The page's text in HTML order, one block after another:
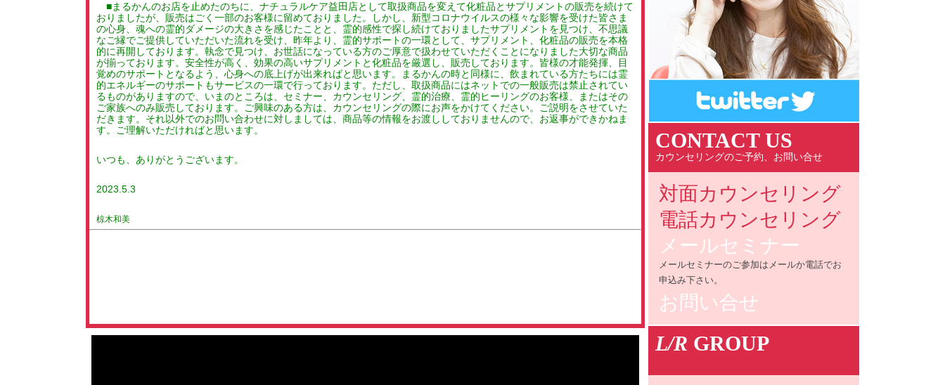
■まるかんのお店を止めたのちに、ナチュラルケア益田店として取扱商品を変えて化粧品とサプリメントの販売を続けて
おりましたが、販売はごく一部のお客様に留めておりました。しかし、新型コロナウイルスの様々な影響を受けた皆さま
の心身、魂への霊的ダメージの大きさを感じたことと、霊的感性で探し続けておりましたサプリメントを見つけ、不思議
なご縁でご提供していただいた流れを受け、昨年よ り、霊的サポートの一環として、サプリメント、 化粧品の販売を本格
的に再開しております。執念で見つけ、お世話になっている方のご厚意で扱わせていただくことになりました大切な商品
が揃っております。安全性が高く、効果の高いサプリメントと化粧品を厳選し、販売しております。皆様の才能発揮、目
覚めのサポートとなるよう、心身への底上げが出来ればと思います。まるかんの時と同様に、飲まれている方たちには霊
的エネルギーのサポートもサービスの一環で行っております。ただし、取扱商品にはネットでの一般販売は禁止されてい
るものがありますので、いまのところは、セミナー、カウンセリング、霊的治療、霊的ヒーリングのお客様、またはその
ご家族へのみ販売しております。ご興味のある方は、カウンセリングの際にお声をかけてください。ご説明をさせていた
だきます。それ以外でのお問い合わせに対しましては、商品等の情報をお渡ししておりませんので、お返事ができかねま
す。ご理解いただければと思います。
いつも、ありがとうございます。
2023.5.3
椋木和美
CONTACT US
カウンセリングのご予約、お問い合せ
対面カウンセリング
電話カウンセリング
メールセミナー
メールセミナーのご参加はメールか電話でお
申込み下さい。
お問い合せ
L/R GROUP